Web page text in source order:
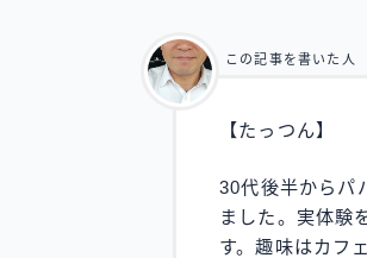
【たっつん】
30代後半からパ
ました。実体験
す。趣味はカフ
この記事を書いた人